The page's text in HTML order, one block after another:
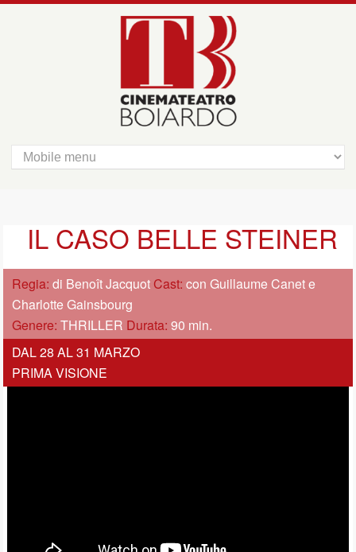
IL CASO BELLE STEINER
Regia:di Benoît Jacquot Cast:con Guillaume Canet e
Charlotte Gainsbourg
Genere:THRILLER Durata:90 min.
DAL 28 AL 31 MARZO
PRIMA VISIONE